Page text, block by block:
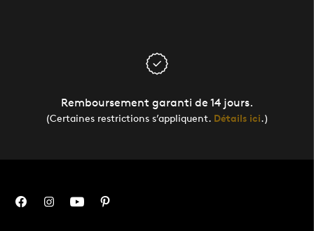
Remboursement garanti de 14 jours.
(Certaines restrictions s’appliquent. Détails ici.)